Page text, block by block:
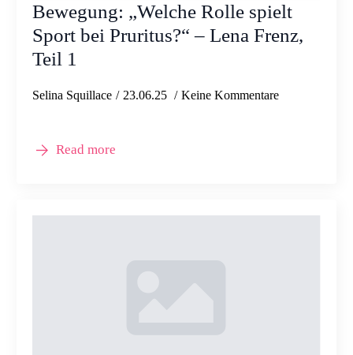
Bewegung: „Welche Rolle spielt
Sport bei Pruritus?“ – Lena Frenz,
Teil 1
Selina Squillace 23.06.25 Keine Kommentare
Read more